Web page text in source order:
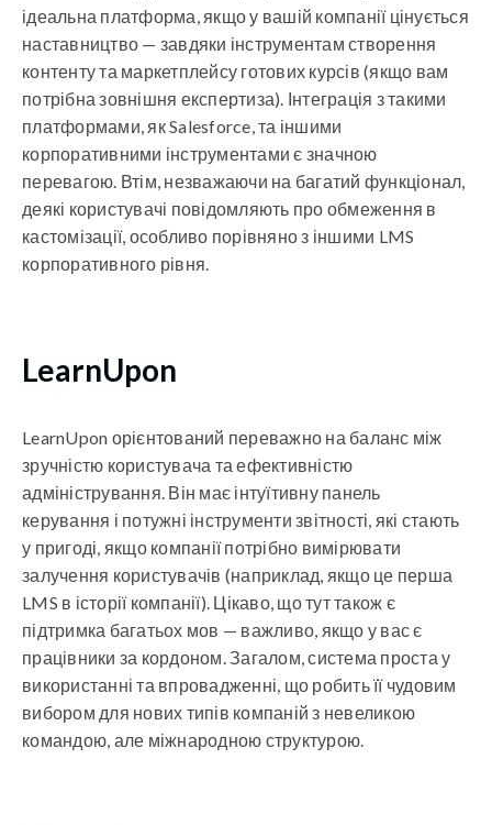
ідеальна платформа, якщо у вашій компанії цінується
наставництво — завдяки інструментам створення
контенту та маркетплейсу готових курсів (якщо вам
потрібна зовнішня експертиза). Інтеграція з такими
платформами, як Salesforce, та іншими
корпоративними інструментами є значною
перевагою. Втім, незважаючи на багатий функціонал,
деякі користувачі повідомляють про обмеження в
кастомізації, особливо порівняно з іншими LMS
корпоративного рівня.
LearnUpon
LearnUpon орієнтований переважно на баланс між
зручністю користувача та ефективністю
адміністрування. Він має інтуїтивну панель
керування і потужні інструменти звітності, які стають
у пригоді, якщо компанії потрібно вимірювати
залучення користувачів (наприклад, якщо це перша
LMS в історії компанії). Цікаво, що тут також є
підтримка багатьох мов — важливо, якщо у вас є
працівники за кордоном. Загалом, система проста у
використанні та впровадженні, що робить її чудовим
вибором для нових типів компаній з невеликою
командою, але міжнародною структурою.